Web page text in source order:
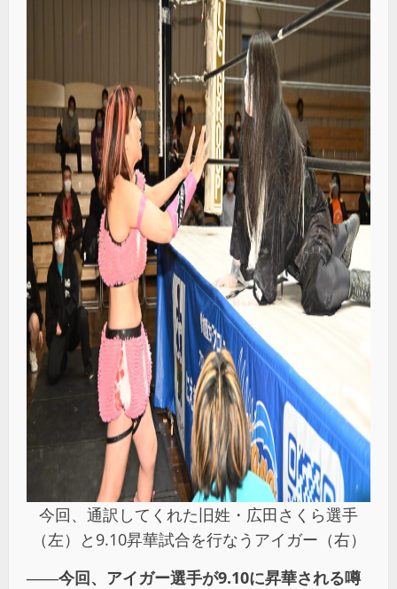
今回、通訳してくれた旧姓・広田さくら選手
（左）と9.10昇華試合を行なうアイガー（右）
――今回、アイガー選手が9.10に昇華される噂